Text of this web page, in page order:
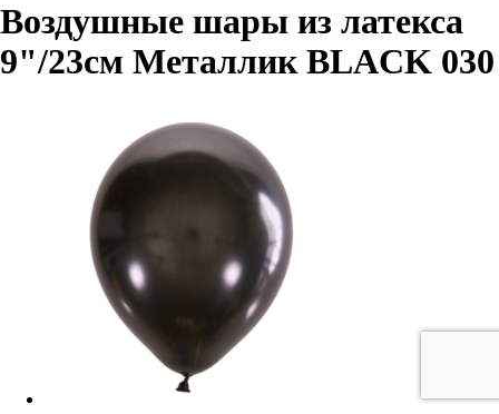
Воздушные шары из латекса
9"/23см Металлик BLACK 030